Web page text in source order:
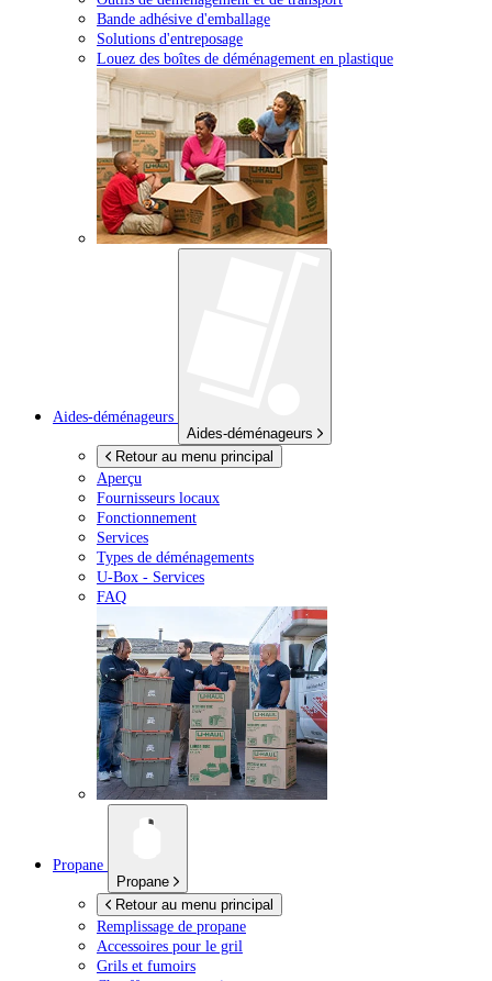
Bande adhésive d'emballage
Solutions d'entreposage
Louez des boîtes de déménagement en plastique
Aides-déménageurs
Aides-déménageurs
Retour au menu principal
Aperçu
Fournisseurs locaux
Fonctionnement
Services
Types de déménagements
U-Box - Services
FAQ
Propane
Propane
Retour au menu principal
Remplissage de propane
Accessoires pour le gril
Grils et fumoirs